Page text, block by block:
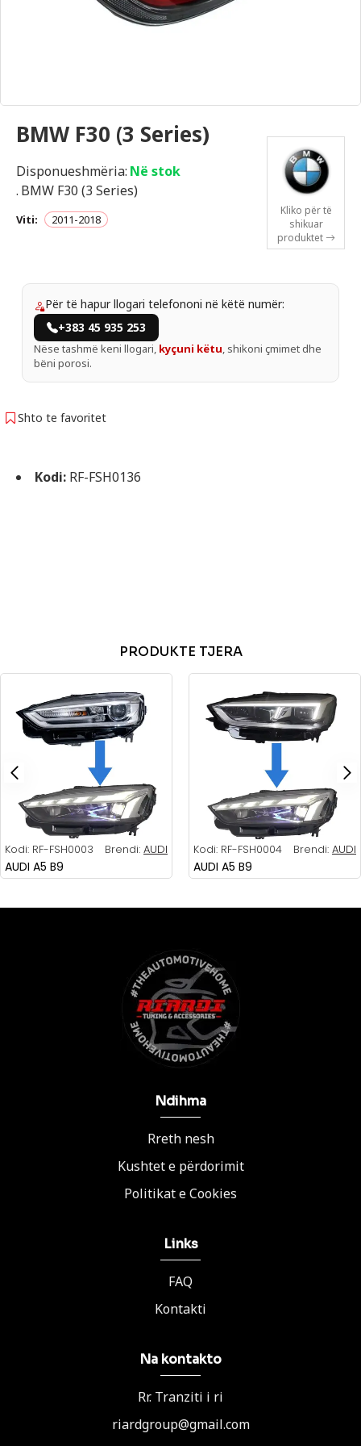
BMW F30 (3 Series)
Disponueshmëria: Në stok
. BMW F30 (3 Series)
Viti: 2011-2018
Kliko për të
shikuar
produktet
Për të hapur llogari telefononi në këtë numër:
+383 45 935 253
Nëse tashmë keni llogari, kyçuni këtu, shikoni çmimet dhe
bëni porosi.
Shto te favoritet
Kodi: RF-FSH0136
PRODUKTE TJERA
Kodi: RF-FSH0003 Brendi: AUDI
AUDI A5 B9
Kodi: RF-FSH0004 Brendi: AUDI
AUDI A5 B9
Ndihma
Rreth nesh
Kushtet e përdorimit
Politikat e Cookies
Links
FAQ
Kontakti
Na kontakto
Rr. Tranziti i ri
riardgroup@gmail.com